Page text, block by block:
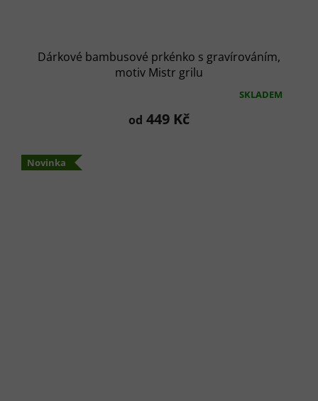
Dárkové bambusové prkénko s gravírováním,
motiv Mistr grilu
z
SKLADEM
od 449 Kč
Novinka